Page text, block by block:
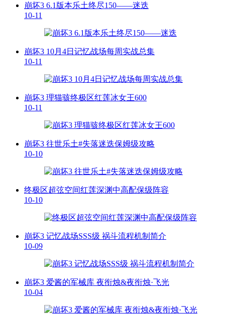
崩坏3 6.1版本乐土终尽150——迷迭
10-11
崩坏3 10月4日记忆战场每周实战总集
10-11
崩坏3 理猫骇终极区红莲冰女王600
10-11
崩坏3 往世乐土#失落迷迭保姆级攻略
10-10
终极区超弦空间红莲深渊中高配保级阵容
10-10
崩坏3 记忆战场SSS级 祸斗流程机制简介
10-09
崩坏3 爱酱的军械库 夜衔烛&夜衔烛·飞光
10-04